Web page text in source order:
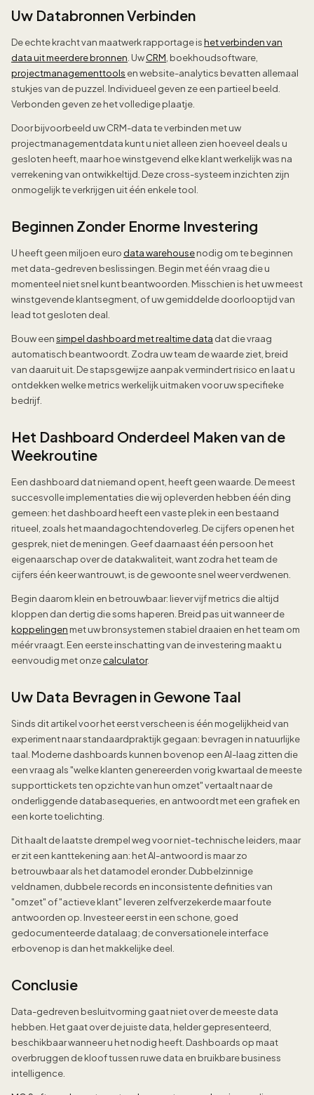
Uw Databronnen Verbinden
De echte kracht van maatwerk rapportage ishet verbinden van
data uit meerdere bronnen. UwCRM, boekhoudsoftware,
projectmanagementtools en website-analytics bevatten allemaal
stukjes van de puzzel. Individueel geven ze een partieel beeld.
Verbonden geven ze het volledige plaatje.
Door bijvoorbeeld uw CRM-data te verbinden met uw
projectmanagementdata kunt u niet alleen zien hoeveel deals u
gesloten heeft, maar hoe winstgevend elke klant werkelijk was na
verrekening van ontwikkeltijd. Deze cross-systeem inzichten zijn
onmogelijk te verkrijgen uit één enkele tool.
Beginnen Zonder Enorme Investering
U heeft geen miljoen euro data warehousenodig om te beginnen
met data-gedreven beslissingen. Begin met één vraag die u
momenteel niet snel kunt beantwoorden. Misschien is het uw meest
winstgevende klantsegment, of uw gemiddelde doorlooptijd van
lead tot gesloten deal.
Bouw eensimpel dashboard met realtime data dat die vraag
automatisch beantwoordt. Zodra uw team de waarde ziet, breid
van daaruit uit. De stapsgewijze aanpak vermindert risico en laat u
ontdekken welke metrics werkelijk uitmaken voor uw specifieke
bedrijf.
Het Dashboard Onderdeel Maken van de
Weekroutine
Een dashboard dat niemand opent, heeft geen waarde. De meest
succesvolle implementaties die wij opleverden hebben één ding
gemeen: het dashboard heeft een vaste plek in een bestaand
ritueel, zoals het maandagochtendoverleg. De cijfers openen het
gesprek, niet de meningen. Geef daarnaast één persoon het
eigenaarschap over de datakwaliteit, want zodra het team de
cijfers één keer wantrouwt, is de gewoonte snel weer verdwenen.
Begin daarom klein en betrouwbaar: liever vijf metrics die altijd
kloppen dan dertig die soms haperen. Breid pas uit wanneer de
koppelingen met uw bronsystemen stabiel draaien en het team om
méér vraagt. Een eerste inschatting van de investering maakt u
eenvoudig met onzecalculator.
Uw Data Bevragen in Gewone Taal
Sinds dit artikel voor het eerst verscheen is één mogelijkheid van
experiment naar standaardpraktijk gegaan: bevragen in natuurlijke
taal. Moderne dashboards kunnen bovenop een AI-laag zitten die
een vraag als "welke klanten genereerden vorig kwartaal de meeste
supporttickets ten opzichte van hun omzet" vertaalt naar de
onderliggende databasequeries, en antwoordt met een grafiek en
een korte toelichting.
Dit haalt de laatste drempel weg voor niet-technische leiders, maar
er zit een kanttekening aan: het AI-antwoord is maar zo
betrouwbaar als het datamodel eronder. Dubbelzinnige
veldnamen, dubbele records en inconsistente definities van
"omzet" of "actieve klant" leveren zelfverzekerde maar foute
antwoorden op. Investeer eerst in een schone, goed
gedocumenteerde datalaag; de conversationele interface
erbovenop is dan het makkelijke deel.
Conclusie
Data-gedreven besluitvorming gaat niet over de meeste data
hebben. Het gaat over de juiste data, helder gepresenteerd,
beschikbaar wanneer u het nodig heeft. Dashboards op maat
overbruggen de kloof tussen ruwe data en bruikbare business
intelligence.